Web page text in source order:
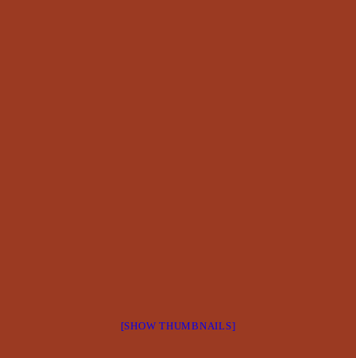
[SHOW THUMBNAILS]